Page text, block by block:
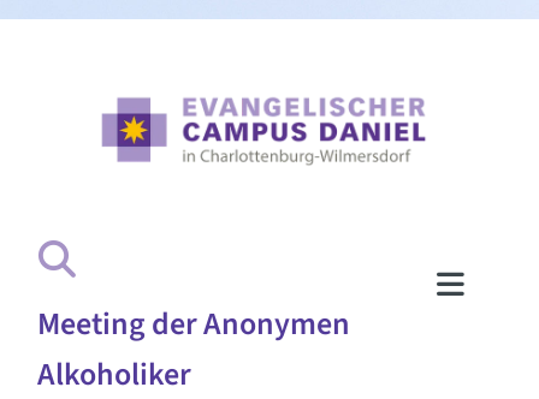
Meeting der Anonymen
Alkoholiker